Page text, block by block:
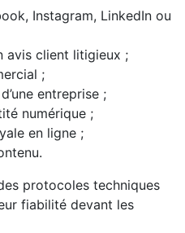
Instagram, LinkedIn ou
avis client litigieux ;
;
entreprise ;
numérique ;
en ligne ;
protocoles techniques
fiabilité devant les